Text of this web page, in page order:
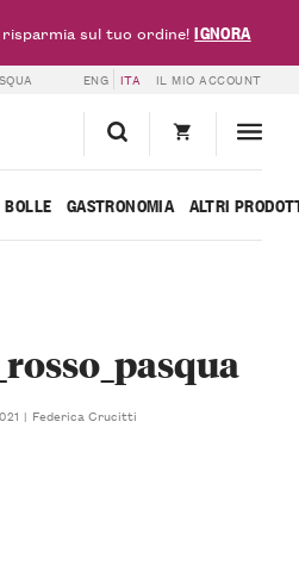
ENG ITA IL MIO ACCOUNT
BOLLE GASTRONOMIA ALTRI
Federica Crucitti
risparmia sul tuo ordine!IGNORA